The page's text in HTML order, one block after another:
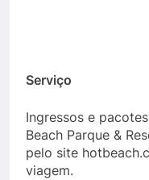
Serviço
Ingressos e
Beach Parque &
pelo site
viagem.